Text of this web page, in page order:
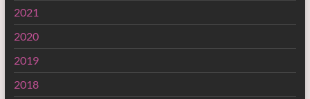
2021
2020
2019
2018